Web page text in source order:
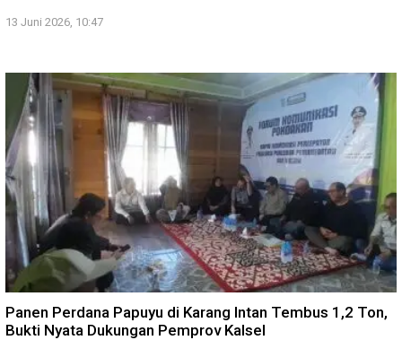
13 Juni 2026, 10:47
Panen Perdana Papuyu di Karang Intan Tembus 1,2 Ton,
Bukti Nyata Dukungan Pemprov Kalsel